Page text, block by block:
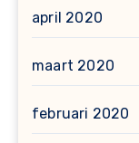
april 2020
maart 2020
februari 2020